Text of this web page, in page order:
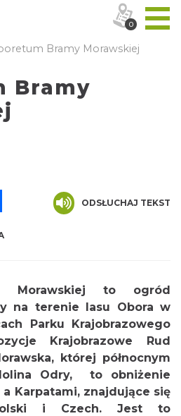
Bramy Morawskiej
Bramy
ODSŁUCHAJ TEKST
Morawskiej to ogród
na terenie lasu Obora w
Parku Krajobrazowego
Krajobrazowe Rud
której północnym
Odry, to obniżenie
Karpatami, znajdujące się
i Czech. Jest to
0